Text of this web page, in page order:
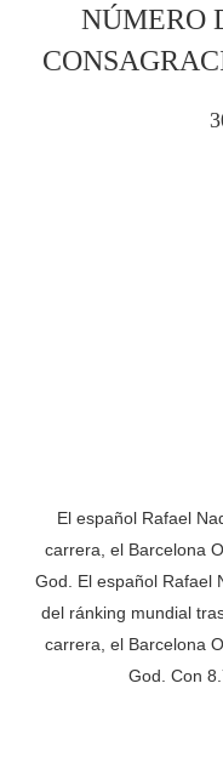
NÚMERO
El español Rafael
carrera, el Barcelona
God. El español Rafael
del ránking mundial
carrera, el Barcelona
God. Con